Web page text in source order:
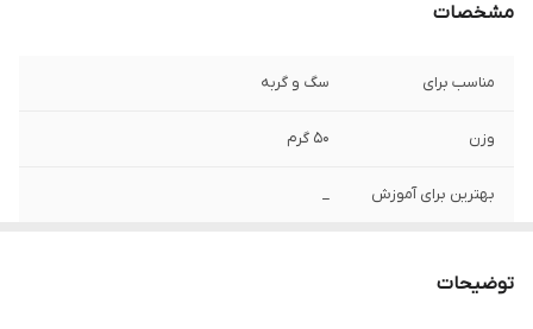
مشخصات
مناسب برای سگ و گربه
وزن ۵۰ گرم
بهترین برای آموزش _
توضیحات